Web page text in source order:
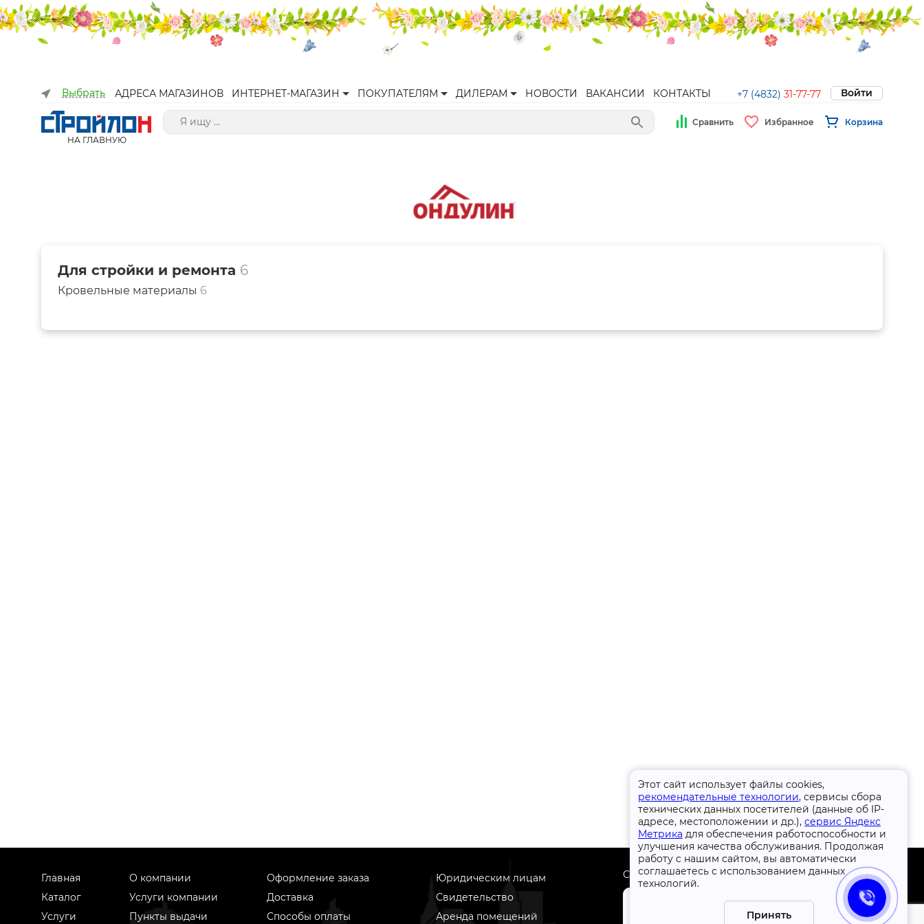
Выбрать АДРЕСА МАГАЗИНОВ ИНТЕРНЕТ-МАГАЗИН ПОКУПАТЕЛЯМ ДИЛЕРАМ НОВОСТИ ВАКАНСИИ КОНТАКТЫ +7 (4832) 31-77-77 Войти
НА ГЛАВНУЮ
Сравнить Избранное Корзина
Этот сайт использует файлы cookies,
рекомендательные технологии, сервисы сбора
технических данных посетителей (данные об IP-
адресе, местоположении и др.), сервис Яндекс
Метрика для обеспечения работоспособности и
улучшения качества обслуживания. Продолжая
работу с нашим сайтом, вы автоматически
соглашаетесь с использованием данных
технологий.
Принять
Для стройки и ремонта 6
Кровельные материалы 6
Главная
Каталог
Услуги
О компании
Услуги компании
Пункты выдачи
Оформление заказа
Доставка
Способы оплаты
Юридическим лицам
Свидетельство
Аренда помещений
Скачать приложение